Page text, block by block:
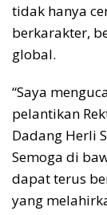
tidak hanya
berkarakter,
global.
“Saya
pelantikan
Dadang Herli
Semoga di
dapat terus
yang